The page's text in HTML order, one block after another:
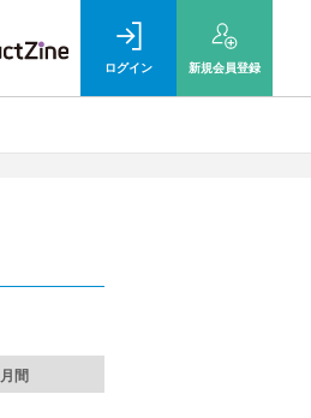
ログイン 新規会員登録
月間